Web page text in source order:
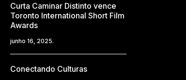
Curta Caminar Distinto vence
Toronto International Short Film
Awards
junho 16, 2025.
Conectando Culturas